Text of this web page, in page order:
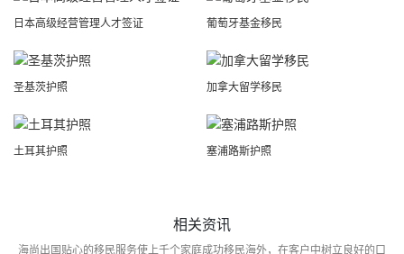
日本高级经营管理人才签证 葡萄牙基金移民
圣基茨护照 加拿大留学移民
土耳其护照 塞浦路斯护照
相关资讯
海尚出国贴心的移民服务使上千个家庭成功移民海外，在客户中树立良好的口